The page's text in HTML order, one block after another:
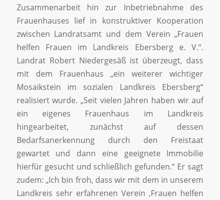
Zusammenarbeit hin zur Inbetriebnahme des
Frauenhauses lief in konstruktiver Kooperation
zwischen Landratsamt und dem Verein „Frauen
helfen Frauen im Landkreis Ebersberg e. V.“.
Landrat Robert Niedergesäß ist überzeugt, dass
mit dem Frauenhaus „ein weiterer wichtiger
Mosaikstein im sozialen Landkreis Ebersberg“
realisiert wurde. „Seit vielen Jahren haben wir auf
ein eigenes Frauenhaus im Landkreis
hingearbeitet, zunächst auf dessen
Bedarfsanerkennung durch den Freistaat
gewartet und dann eine geeignete Immobilie
hierfür gesucht und schließlich gefunden.“ Er sagt
zudem: „Ich bin froh, dass wir mit dem in unserem
Landkreis sehr erfahrenen Verein ‚Frauen helfen